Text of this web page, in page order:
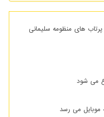
می گیرد پرتاب های منظومه سلیمانی
می شود
موبایل می رسد